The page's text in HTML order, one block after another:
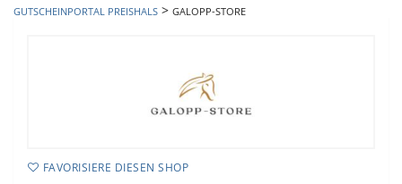
GUTSCHEINPORTAL PREISHALS > GALOPP-STORE
FAVORISIERE DIESEN SHOP